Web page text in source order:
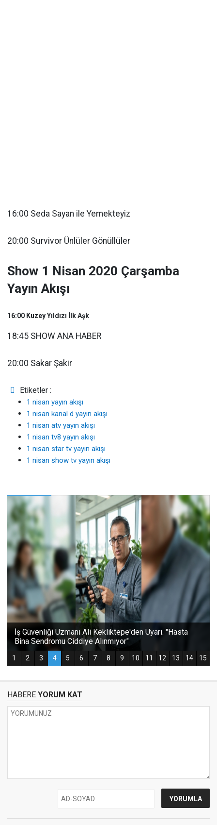
16:00 Seda Sayan ile Yemekteyiz
20:00 Survivor Ünlüler Gönüllüler
Show 1 Nisan 2020 Çarşamba
Yayın Akışı
16:00 Kuzey Yıldızı İlk Aşk
18:45 SHOW ANA HABER
20:00 Sakar Şakir
Etiketler :
1 nisan yayın akışı
1 nisan kanal d yayın akışı
1 nisan atv yayın akışı
1 nisan tv8 yayın akışı
1 nisan star tv yayın akışı
1 nisan show tv yayın akışı
HABERE YORUM KAT